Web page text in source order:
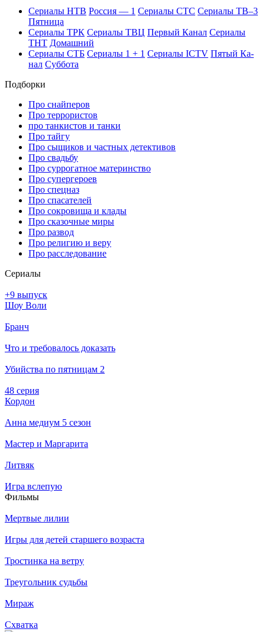
Се­риа­лы НТВ Рос­сия — 1 Се­риа­лы СТС Се­риа­лы ТВ–3
Пят­ни­ца
Се­риа­лы ТРК Се­риа­лы ТВЦ Пер­вый Ка­нал Се­риа­лы
ТНТ До­маш­ний
Се­риа­лы СТБ Се­риа­лы 1 + 1 Се­риа­лы ICTV Пя­тый Ка­
нал Суб­бо­та
Подборки
Про снайперов
Про террористов
про танкистов и танки
Про тайгу
Про сыщиков и частных детективов
Про свадьбу
Про суррогатное материнство
Про супергероев
Про спецназ
Про спасателей
Про сокровища и клады
Про сказочные миры
Про развод
Про религию и веру
Про расследование
Се­риа­лы
+9 выпуск
Шоу Воли
Бранч
Что и требовалось доказать
Убийства по пятницам 2
48 серия
Кордон
Анна медиум 5 сезон
Мастер и Маргарита
Литвяк
Игра вслепую
Филь­мы
Мертвые лилии
Игры для детей старшего возраста
Тростинка на ветру
Треугольник судьбы
Мираж
Схватка